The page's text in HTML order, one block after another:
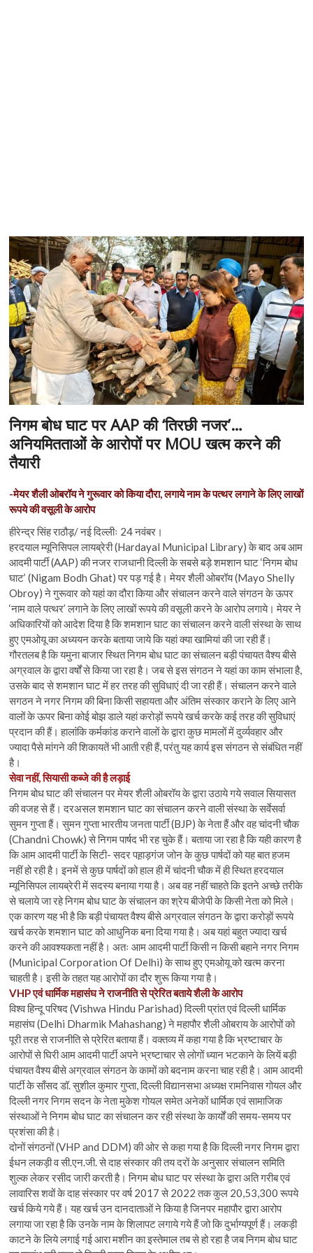
निगम बोध घाट पर AAP की ‘तिरछी नजर’…
अनियमितताओं के आरोपों पर MOU खत्म करने की
तैयारी
-मेयर शैली ओबरॉय ने गुरूवार को किया दौरा, लगाये नाम के पत्थर लगाने के लिए लाखों
रूपये की वसूली के आरोप
हीरेन्द्र सिंह राठौड़़/ नई दिल्लीः 24 नवंबर।
हरदयाल म्यूनिसिपल लायब्रेरी (Hardayal Municipal Library) के बाद अब आम
आदमी पार्टी (AAP) की नजर राजधानी दिल्ली के सबसे बड़े शमशान घाट ‘निगम बोध
घाट’ (Nigam Bodh Ghat) पर पड़ गई है। मेयर शैली ओबरॉय (Mayo Shelly
Obroy) ने गुरूवार को यहां का दौरा किया और संचालन करने वाले संगठन के ऊपर
‘नाम वाले पत्थर’ लगाने के लिए लाखों रूपये की वसूली करने के आरोप लगाये। मेयर ने
अधिकारियों को आदेश दिया है कि शमशान घाट का संचालन करने वाली संस्था के साथ
हुए एमओयू का अध्ययन करके बताया जाये कि यहां क्या खामियां की जा रही हैं।
गौरतलब है कि यमुना बाजार स्थित निगम बोध घाट का संचालन बड़ी पंचायत वैश्य बीसे
अग्रवाल के द्वारा वर्षों से किया जा रहा है। जब से इस संगठन ने यहां का काम संभाला है,
उसके बाद से शमशान घाट में हर तरह की सुविधाएं दी जा रही हैं। संचालन करने वाले
सगठन ने नगर निगम की बिना किसी सहायता और अंतिम संस्कार कराने के लिए आने
वालों के ऊपर बिना कोई बोझ डाले यहां करोड़ों रूपये खर्च करके कई तरह की सुविधाएं
प्रदान की हैं। हालांंकि कर्मकांड कराने वालों के द्वारा कुछ मामलों में दुर्व्यवहार और
ज्यादा पैसे मांगने की शिकायतें भी आती रही हैं, परंतु यह कार्य इस संगठन से संबंधित नहीं
है।
सेवा नहीं, सियासी कब्जे की है लड़ाई
निगम बोध घाट की संचालन पर मेयर शैली ओबरॉय के द्वारा उठाये गये सवाल सियासत
की वजह से हैं। दरअसल शमशान घाट का संचालन करने वाली संस्था के सर्वेसर्वा
सुमन गुप्ता हैं। सुमन गुप्ता भारतीय जनता पार्टी (BJP) के नेता हैं और वह चांदनी चौक
(Chandni Chowk) से निगम पार्षद भी रह चुके हैं। बताया जा रहा है कि यही कारण है
कि आम आदमी पार्टी के सिटी- सदर पह़ाड़गंज जोन के कुछ पार्षदों को यह बात हजम
नहीं हो रही है। इनमें से कुछ पार्षदों को हाल ही में चांदनी चौक में ही स्थित हरदयाल
म्यूनिसिपल लायब्रेरी में सदस्य बनाया गया है। अब वह नहीं चाहते कि इतने अच्छे तरीके
से चलाये जा रहे निगम बोध घाट के संचालन का श्रेय बीजेपी के किसी नेता को मिले।
एक कारण यह भी है कि बड़ी पंचायत वैश्य बीसे अग्रवाल संगठन के द्वारा करोड़ों रूपये
खर्च करके शमशान घाट को आधुनिक बना दिया गया है। अब यहां बहुत ज्यादा खर्च
करने की आवश्यकता नहीं है। अतः आम आदमी पार्टी किसी न किसी बहाने नगर निगम
(Municipal Corporation Of Delhi) के साथ हुए एमओयू को खत्म करना
चाहती है। इसी के तहत यह आरोपों का दौर शुरू किया गया है।
VHP एवं धार्मिक महासंघ ने राजनीति से प्रेरित बताये शैली के आरोप
विश्व हिन्दू परिषद (Vishwa Hindu Parishad) दिल्ली प्रांत एवं दिल्ली धार्मिक
महासंघ (Delhi Dharmik Mahashang) ने महापौर शैली ओबराय के आरोपों को
पूरी तरह से राजनीति से प्रेरित बताया हैं। वक्तव्य में कहा गया है कि भ्रष्टाचार के
आरोपों से घिरी आम आदमी पार्टी अपने भ्रष्टाचार से लोगों ध्यान भटकाने के लियें बड़ी
पंचायत वैश्य बीसे अग्रवाल संगठन के कामों को बदनाम करना चाह रही है। आम आदमी
पार्टी के साँसद डॉ. सुशील कुमार गुप्ता, दिल्ली विद्यानसभा अध्यक्ष रामनिवास गोयल और
दिल्ली नगर निगम सदन के नेता मुकेश गोयल समेत अनेकों धार्मिक एवं सामाजिक
संस्थाओं ने निगम बोध घाट का संचालन कर रही संस्था के कार्यों की समय-समय पर
प्रशंसा की है।
दोनों संगठनों (VHP and DDM) की ओर से कहा गया है कि दिल्ली नगर निगम द्वारा
ईधन लकड़ी व सी.एन.जी. से दाह संस्कार की तय दरों के अनुसार संचालन समिति
शुल्क लेकर रसीद जारी करती है। निगम बोध घाट पर संस्था के द्वारा अति गरीब एवं
लावारिस शवों के दाह संस्कार पर वर्ष 2017 से 2022 तक कुल 20,53,300 रूपये
खर्च किये गये हैं। यह खर्च उन दानदाताओं ने किया है जिनपर महापौर द्वारा आरोप
लगाया जा रहा है कि उनके नाम के शिलापट लगाये गये हैं जो कि दुर्भाग्यपूर्ण हैं। लकड़ी
काटने के लिये लगाई गई आरा मशीन का इस्तेमाल तब से हो रहा है जब निगम बोध घाट